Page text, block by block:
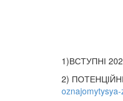
1)ВСТУПНІ
2)